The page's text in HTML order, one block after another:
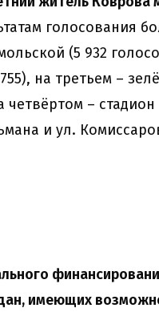
голосования
(5 932
на третьем –
четвёртом –
и ул.
имеющих